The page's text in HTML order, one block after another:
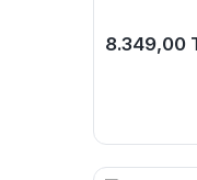
8.349,00